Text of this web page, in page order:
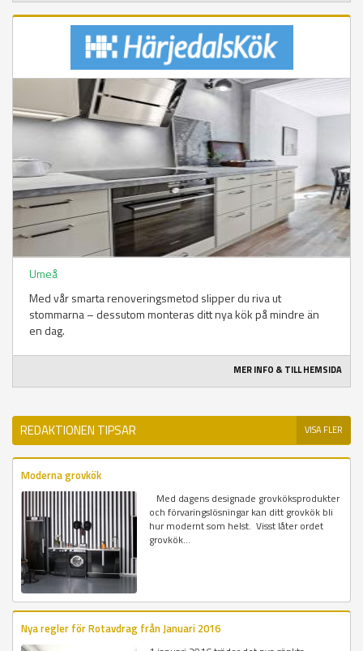
Umeå
Med vår smarta renoveringsmetod slipper du riva ut
stommarna – dessutom monteras ditt nya kök på mindre än
en dag.
MER INFO & TILL HEMSIDA
REDAKTIONEN TIPSAR VISA FLER
Moderna grovkök
Med dagens designade grovköksprodukter
och förvaringslösningar kan ditt grovkök bli
hur modernt som helst. Visst låter ordet
grovkök...
Nya regler för Rotavdrag från Januari 2016